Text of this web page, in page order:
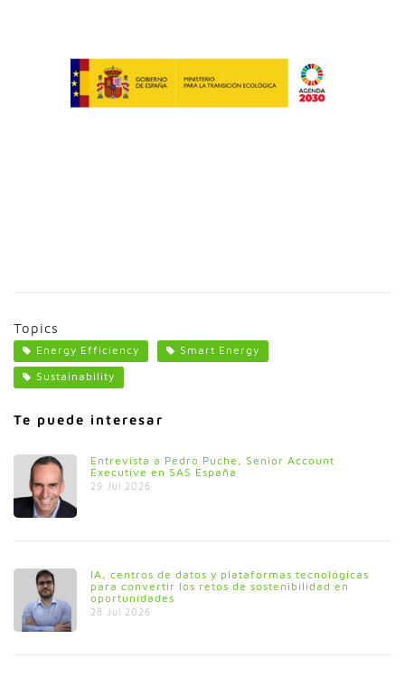
Topics
Energy Efficiency
Smart Energy
Sustainability
Te puede interesar
Entrevista a Pedro Puche, Senior Account
Executive en SAS España
29 Jul 2026
IA, centros de datos y plataformas tecnológicas
para convertir los retos de sostenibilidad en
oportunidades
28 Jul 2026